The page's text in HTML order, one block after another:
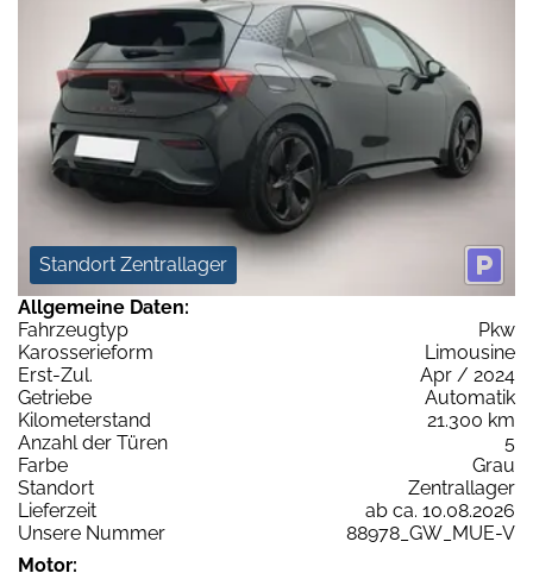
Standort Zentrallager
Allgemeine Daten:
Fahrzeugtyp
Pkw
Karosserieform
Limousine
Erst-Zul.
Apr / 2024
Getriebe
Automatik
Kilometerstand
21.300 km
Anzahl der Türen
5
Farbe
Grau
Standort
Zentrallager
Lieferzeit
ab ca. 10.08.2026
Unsere Nummer
88978_GW_MUE-V
Motor: